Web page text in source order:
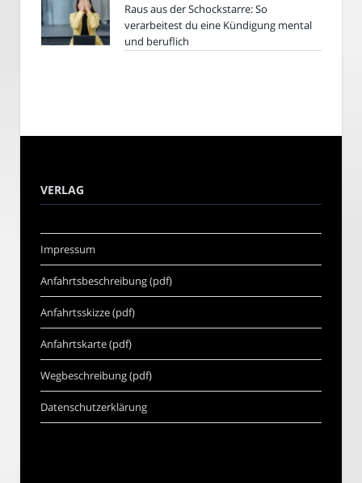
Raus aus der Schockstarre: So
verarbeitest du eine Kündigung mental
und beruflich
VERLAG
Impressum
Anfahrtsbeschreibung (pdf)
Anfahrtsskizze (pdf)
Anfahrtskarte (pdf)
Wegbeschreibung (pdf)
Datenschutzerklärung